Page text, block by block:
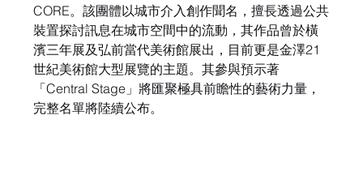
CORE。該團體以城市介入創作聞名，擅長透過公共
裝置探討訊息在城市空間中的流動，其作品曾於橫
濱三年展及弘前當代美術館展出，目前更是金澤21
世紀美術館大型展覽的主題。其參與預示著
「Central Stage」將匯聚極具前瞻性的藝術力量，
完整名單將陸續公布。